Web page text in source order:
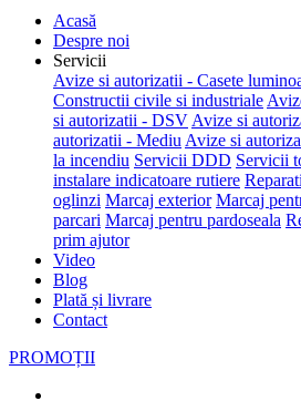
Acasă
Despre noi
Servicii
Avize si autorizatii - Casete
Constructii civile si industriale
si autorizatii - DSV Avize si
autorizatii - Mediu Avize si
la incendiu Servicii DDD Servicii
instalare indicatoare rutiere
oglinzi Marcaj exterior Marcaj
parcari Marcaj pentru pardoseala
prim ajutor
Video
Blog
Plată și livrare
Contact
PROMOȚII